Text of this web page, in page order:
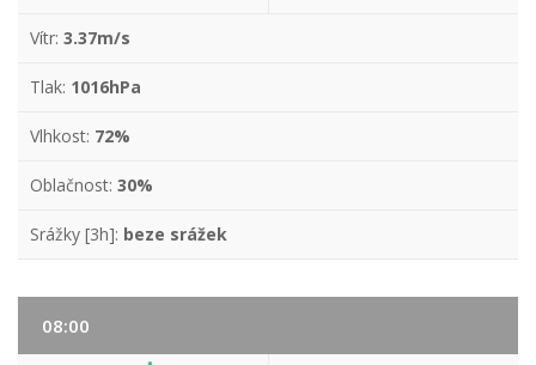
Vítr: 3.37m/s
Tlak: 1016hPa
Vlhkost: 72%
Oblačnost: 30%
Srážky [3h]: beze srážek
08:00